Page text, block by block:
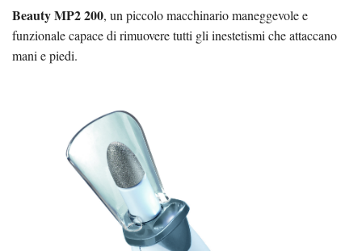
Beauty MP2 200, un piccolo macchinario maneggevole e
funzionale capace di rimuovere tutti gli inestetismi che attaccano
mani e piedi.